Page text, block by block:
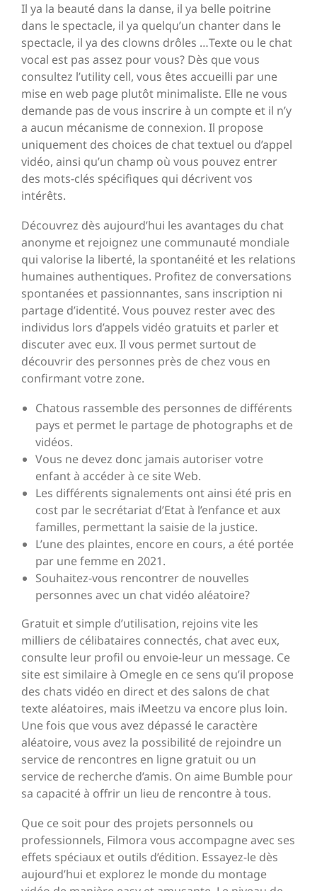
Il ya la beauté dans la danse, il ya belle poitrine
dans le spectacle, il ya quelqu’un chanter dans le
spectacle, il ya des clowns drôles …Texte ou le chat
vocal est pas assez pour vous? Dès que vous
consultez l’utility cell, vous êtes accueilli par une
mise en web page plutôt minimaliste. Elle ne vous
demande pas de vous inscrire à un compte et il n’y
a aucun mécanisme de connexion. Il propose
uniquement des choices de chat textuel ou d’appel
vidéo, ainsi qu’un champ où vous pouvez entrer
des mots-clés spécifiques qui décrivent vos
intérêts.
Découvrez dès aujourd’hui les avantages du chat
anonyme et rejoignez une communauté mondiale
qui valorise la liberté, la spontanéité et les relations
humaines authentiques. Profitez de conversations
spontanées et passionnantes, sans inscription ni
partage d’identité. Vous pouvez rester avec des
individus lors d’appels vidéo gratuits et parler et
discuter avec eux. Il vous permet surtout de
découvrir des personnes près de chez vous en
confirmant votre zone.
Chatous rassemble des personnes de différents
pays et permet le partage de photographs et de
vidéos.
Vous ne devez donc jamais autoriser votre
enfant à accéder à ce site Web.
Les différents signalements ont ainsi été pris en
cost par le secrétariat d’Etat à l’enfance et aux
familles, permettant la saisie de la justice.
L’une des plaintes, encore en cours, a été portée
par une femme en 2021.
Souhaitez-vous rencontrer de nouvelles
personnes avec un chat vidéo aléatoire?
Gratuit et simple d’utilisation, rejoins vite les
milliers de célibataires connectés, chat avec eux,
consulte leur profil ou envoie-leur un message. Ce
site est similaire à Omegle en ce sens qu’il propose
des chats vidéo en direct et des salons de chat
texte aléatoires, mais iMeetzu va encore plus loin.
Une fois que vous avez dépassé le caractère
aléatoire, vous avez la possibilité de rejoindre un
service de rencontres en ligne gratuit ou un
service de recherche d’amis. On aime Bumble pour
sa capacité à offrir un lieu de rencontre à tous.
Que ce soit pour des projets personnels ou
professionnels, Filmora vous accompagne avec ses
effets spéciaux et outils d’édition. Essayez-le dès
aujourd’hui et explorez le monde du montage